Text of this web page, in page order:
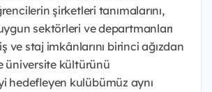
şirketleri tanımalarını,
sektörleri ve departmanları
ve staj imkânlarını birinci ağızdan
üniversite kültürünü
hedefleyen kulübümüz aynı